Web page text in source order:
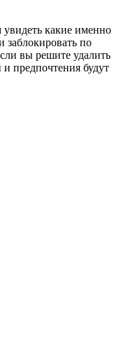
увидеть какие именно
заблокировать по
вы решите удалить
предпочтения будут